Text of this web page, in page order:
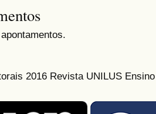
2016 Revista UNILUS